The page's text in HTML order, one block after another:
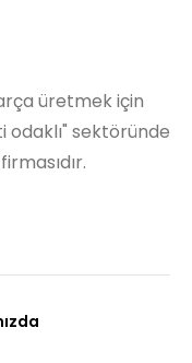
üretmek için
odaklı" sektöründe